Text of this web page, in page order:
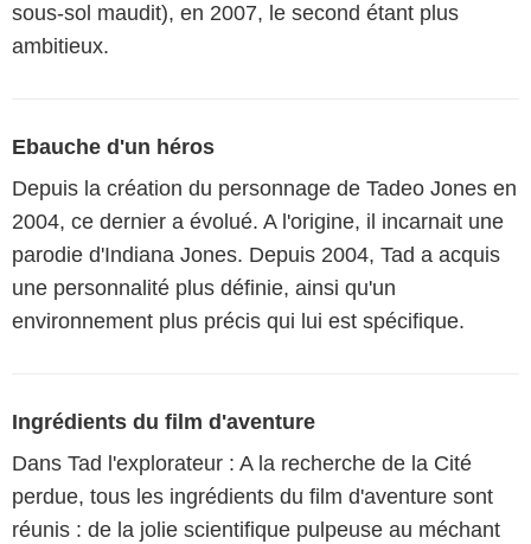
sous-sol maudit), en 2007, le second étant plus
ambitieux.
Ebauche d'un héros
Depuis la création du personnage de Tadeo Jones en
2004, ce dernier a évolué. A l'origine, il incarnait une
parodie d'Indiana Jones. Depuis 2004, Tad a acquis
une personnalité plus définie, ainsi qu'un
environnement plus précis qui lui est spécifique.
Ingrédients du film d'aventure
Dans Tad l'explorateur : A la recherche de la Cité
perdue, tous les ingrédients du film d'aventure sont
réunis : de la jolie scientifique pulpeuse au méchant